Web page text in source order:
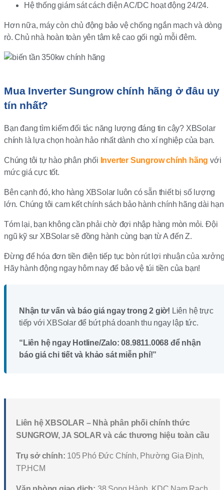
Hệ thống giám sát cách điện AC/DC hoạt động 24/24.
Hơn nữa, máy còn chủ động bảo vệ chống ngắn mạch và dòng
rò. Chủ nhà hoàn toàn yên tâm kê cao gối ngủ mỗi đêm.
Mua Inverter Sungrow chính hãng ở đâu uy
tín nhất?
Bạn đang tìm kiếm đối tác năng lượng đáng tin cậy? XBSolar
chính là lựa chọn hoàn hảo nhất dành cho xí nghiệp của bạn.
Chúng tôi tự hào phân phối Inverter Sungrow chính hãng với
mức giá cực tốt.
Bên cạnh đó, kho hàng XBSolar luôn có sẵn thiết bị số lượng
lớn. Chúng tôi cam kết chính sách bảo hành chính hãng dài
Tóm lại, bạn không cần phải chờ đợi nhập hàng mòn mỏi. Đội
ngũ kỹ sư XBSolar sẽ đồng hành cùng bạn từ A đến Z.
Đừng để hóa đơn tiền điện tiếp tục bòn rút lợi nhuận của
Hãy hành động ngay hôm nay để bảo vệ túi tiền của bạn!
Nhận tư vấn và báo giá ngay trong 2 giờ! Liên hệ trực
tiếp với XBSolar để bứt phá doanh thu ngay lập tức.
“Liên hệ ngay Hotline/Zalo: 08.9811.0068 để nhận
báo giá chi tiết và khảo sát miễn phí!”
Liên hệ XBSOLAR – Nhà phân phối chính thức
SUNGROW, JA SOLAR và các thương hiệu toàn cầu
Trụ sở chính: 105 Phó Đức Chính, Phường Gia Định,
TP.HCM